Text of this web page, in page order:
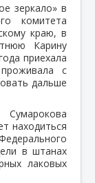
зеркало» в
комитета
краю, в
Карину
приехала
с
дальше
находиться
в штанах
лаковых